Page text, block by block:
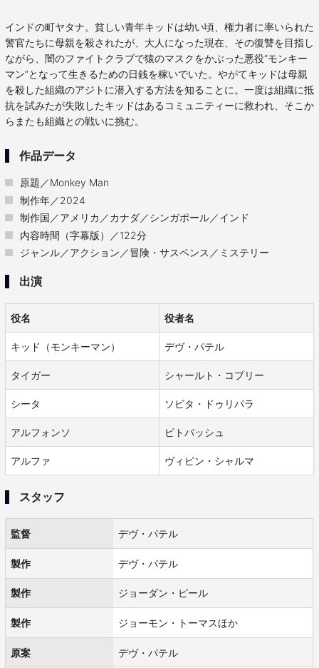
インドの町ヤタナ。貧しい青年キッドは幼い頃、権力者に率いられた
警官たちに母親を殺されたが、大人になった現在、その復讐を目指し
ながら、闇のファイトクラブで猿のマスクをかぶった悪役“モンキー
マン”となって生きるための日銭を稼いでいた。やがてキッドは母親
を殺した組織のアジトに潜入する方法を知ることに。一度は組織に抵
抗を試みたが失敗したキッドはあるコミュニティーに救われ、そこか
らまたも組織との戦いに挑む。
作品データ
原題／Monkey Man
制作年／2024
制作国／アメリカ／カナダ／シンガポール／インド
内容時間（字幕版）／122分
ジャンル／アクション／冒険・サスペンス／ミステリー
出演
役名 役者名
キッド（モンキーマン） デヴ・パテル
タイガー シャールト・コプリー
シータ ソビタ・ドゥリパラ
アルフォンソ ピトバッシュ
アルファ ヴィピン・シャルマ
スタッフ
監督 デヴ・パテル
製作 デヴ・パテル
製作 ジョーダン・ピール
製作 ジョーモン・トーマスほか
原案 デヴ・パテル